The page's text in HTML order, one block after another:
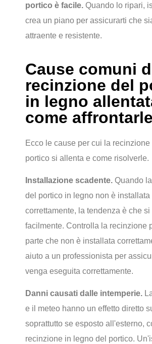
portico è facile. Quando lo ripari,
crea un piano per assicurarti che
attraente e resistente.
Cause comuni
recinzione del
in legno
come affrontarle
Ecco le cause per cui la recinzione
portico si allenta e come risolverle.
Installazione scadente. Quando
del portico in legno non è installata
correttamente, la tendenza è che si
facilmente. Controlla la recinzione
parte che non è installata
aiuto a un professionista per
venga eseguita correttamente.
Danni causati dalle intemperie.
e il meteo hanno un effetto diretto
soprattutto se esposto all'esterno,
recinzione in legno del portico.